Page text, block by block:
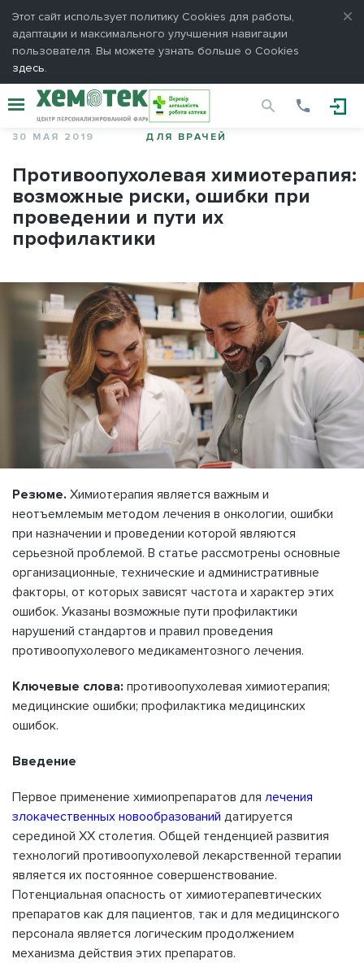
Этот сайт использует политику Сookies для работы,
адаптации и максимального улучшения навигации
пользователя. Вы можете узнать больше о Cookies
здесь.
здесь.
ПОДЕЛИТЬСЯ
30 МАЯ 2019 ДЛЯ ВРАЧЕЙ
Противоопухолевая химиотерапия:
возможные риски, ошибки при
проведении и пути их
профилактики
Резюме. Химиотерапия является важным и
неотъемлемым методом лечения в онкологии, ошибки
при назначении и проведении которой являются
серьезной проблемой. В статье рассмотрены основные
организационные, технические и административные
факторы, от которых зависят частота и характер этих
ошибок. Указаны возможные пути профилактики
нарушений стандартов и правил проведения
противоопухолевого медикаментозного лечения.
Ключевые слова: противоопухолевая химиотерапия;
медицинские ошибки; профилактика медицинских
ошибок.
Введение
Первое применение химиопрепаратов для лечения
злокачественных новообразований датируется
серединой ХХ столетия. Общей тенденцией развития
технологий противоопухолевой лекарственной терапии
является их постоянное совершенствование.
Потенциальная опасность от химиотерапевтических
препаратов как для пациентов, так и для медицинского
персонала является логическим продолжением
механизма действия этих препаратов.
Пароль
Запомнить меня